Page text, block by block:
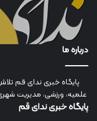
درباره ما
پایگاه خبری ندای قم
علمیه، ورزشی، مدیریت
پایگاه خبری ندای قم